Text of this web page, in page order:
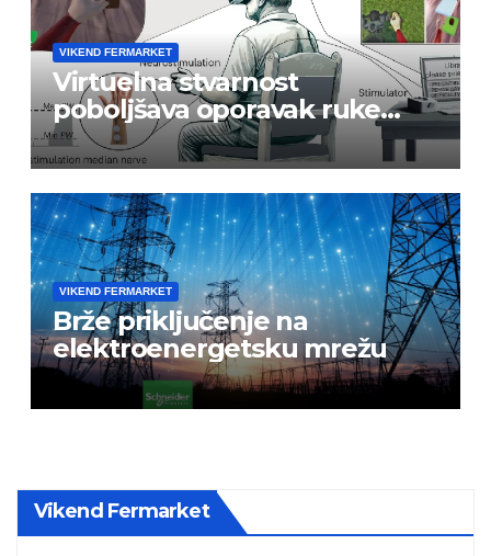
VIKEND FERMARKET
Virtuelna stvarnost
poboljšava oporavak ruke
nakon moždanog udara
VIKEND FERMARKET
Brže priključenje na
elektroenergetsku mrežu
Vikend Fermarket